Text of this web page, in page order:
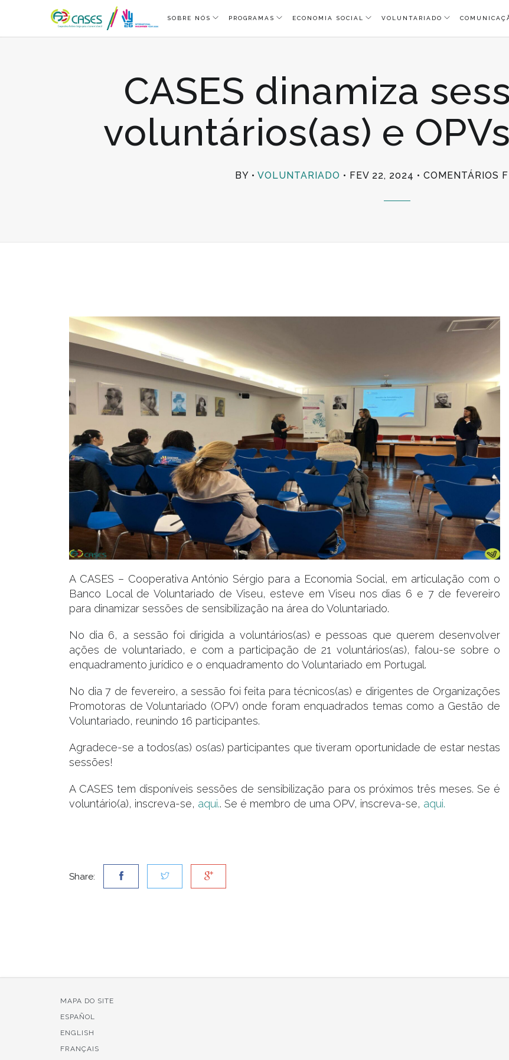
SOBRE NÓS PROGRAMAS ECONOMIA SOCIAL VOLUNTARIADO
CASES dinamiza
voluntários(as) e
BY VOLUNTARIADO FEV 22, 2024 COMENTÁRIOS
A CASES – Cooperativa António Sérgio para a Economia Social, em articulação com o
Banco Local de Voluntariado de Viseu, esteve em Viseu nos dias 6 e 7 de fevereiro
para dinamizar sessões de sensibilização na área do Voluntariado.
No dia 6, a sessão foi dirigida a voluntários(as) e pessoas que querem desenvolver
ações de voluntariado, e com a participação de 21 voluntários(as), falou-se sobre o
enquadramento jurídico e o enquadramento do Voluntariado em Portugal.
No dia 7 de fevereiro, a sessão foi feita para técnicos(as) e dirigentes de Organizações
Promotoras de Voluntariado (OPV) onde foram enquadrados temas como a Gestão de
Voluntariado, reunindo 16 participantes.
Agradece-se a todos(as) os(as) participantes que tiveram oportunidade de estar nestas
sessões!
A CASES tem disponíveis sessões de sensibilização para os próximos três meses. Se é
voluntário(a), inscreva-se, aqui.. Se é membro de uma OPV, inscreva-se, aqui.
Share:
MAPA DO SITE
ESPAÑOL
ENGLISH
FRANÇAIS